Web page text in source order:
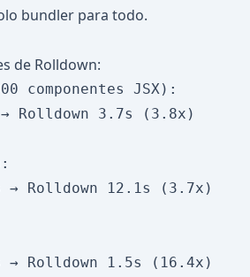
bundler para todo.
de Rolldown:
componentes JSX):
Rolldown 3.7s (3.8x)
→ Rolldown 12.1s (3.7x)